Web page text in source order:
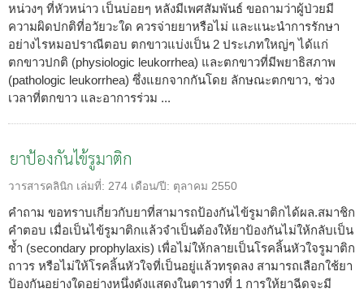
หน่วงๆ ที่หัวหน่าว เป็นบ่อยๆ หลังมีเพศสัมพันธ์ ขอถามว่าผู้ป่วยมี
ความผิดปกติที่อวัยวะใด ควรจ่ายยาหรือไม่ และแนะนำการรักษา
อย่างไรหมอปราณีตอบ ตกขาวแบ่งเป็น 2 ประเภทใหญ่ๆ ได้แก่
ตกขาวปกติ (physiologic leukorrhea) และตกขาวที่มีพยาธิสภาพ
(pathologic leukorrhea) ซึ่งแยกจากกันโดย ลักษณะตกขาว, ช่วง
เวลาที่ตกขาว และอาการร่วม ...
ยาป้องกันไข้รูมาติก
วารสารคลินิก เล่มที่: 274 เดือน/ปี: ตุลาคม 2550
คำถาม ขอทราบเกี่ยวกับยาที่สามารถป้องกันไข้รูมาติกได้ผล.สมาชิก
คำตอบ เมื่อเป็นไข้รูมาติกแล้วจำเป็นต้องให้ยาป้องกันไม่ให้กลับเป็น
ซ้ำ (secondary prophylaxis) เพื่อไม่ให้กลายเป็นโรคลิ้นหัวใจรูมาติก
ถาวร หรือไม่ให้โรคลิ้นหัวใจที่เป็นอยู่แล้วทรุดลง สามารถเลือกใช้ยา
ป้องกันอย่างใดอย่างหนึ่งดังแสดงในตารางที่ 1 การให้ยาฉีดจะมี